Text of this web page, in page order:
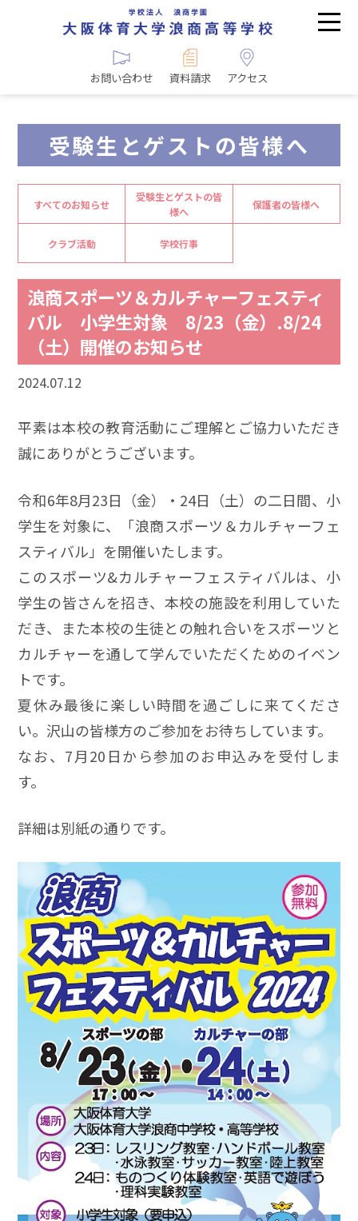
お問い合わせ 資料請求 アクセス
受験生とゲストの皆様へ
すべてのお知らせ
受験生とゲストの皆
様へ
保護者の皆様へ
クラブ活動 学校行事
浪商スポーツ＆カルチャーフェスティ
バル 小学生対象 8/23（金）.8/24
（土）開催のお知らせ
2024.07.12
平素は本校の教育活動にご理解とご協力いただき
誠にありがとうございます。
令和6年8月23日（金）・24日（土）の二日間、小
学生を対象に、「浪商スポーツ＆カルチャーフェ
スティバル」を開催いたします。
このスポーツ&カルチャーフェスティバルは、小
学生の皆さんを招き、本校の施設を利用していた
だき、また本校の生徒との触れ合いをスポーツと
カルチャーを通して学んでいただくためのイベン
トです。
夏休み最後に楽しい時間を過ごしに来てくださ
い。沢山の皆様方のご参加をお待ちしています。
なお、7月20日から参加のお申込みを受付しま
す。
詳細は別紙の通りです。